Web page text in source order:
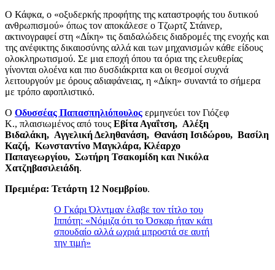
Ο Κάφκα, ο «οξυδερκής προφήτης της καταστροφής του δυτικού
ανθρωπισμού» όπως τον αποκάλεσε ο Τζωρτζ Στάινερ,
ακτινογραφεί στη «Δίκη» τις δαιδαλώδεις διαδρομές της ενοχής και
της ανέφικτης δικαιοσύνης αλλά και των μηχανισμών κάθε είδους
ολοκληρωτισμού. Σε μια εποχή όπου τα όρια της ελευθερίας
γίνονται ολοένα και πιο δυσδιάκριτα και οι θεσμοί συχνά
λειτουργούν με όρους αδιαφάνειας, η «Δίκη» συναντά το σήμερα
με τρόπο αφοπλιστικό.
Ο Οδυσσέας Παπασπηλιόπουλος ερμηνεύει τον Γιόζεφ
Κ., πλαισιωμένος από τους Εβίτα Αγαΐτση, Αλέξη
Βιδαλάκη, Αγγελική Δεληθανάση, Θανάση Ισιδώρου, Βασίλη
Καζή, Κωνσταντίνο Μαγκλάρα, Κλέαρχο
Παπαγεωργίου, Σωτήρη Τσακομίδη και Νικόλα
Χατζηβασιλειάδη.
Πρεμιέρα: Τετάρτη 12 Νοεμβρίου.
Ο Γκάρι Όλντμαν έλαβε τον τίτλο του
Ιππότη: «Νόμιζα ότι το Όσκαρ ήταν κάτι
σπουδαίο αλλά ωχριά μπροστά σε αυτή
την τιμή»